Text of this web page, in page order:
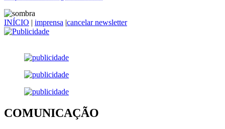
INÍCIO | imprensa |cancelar newsletter
COMUNICAÇÃO